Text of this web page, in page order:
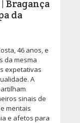
Bragança
da
46 anos, e
da mesma
expetativas
A
sinais de
mentais
e afetos para